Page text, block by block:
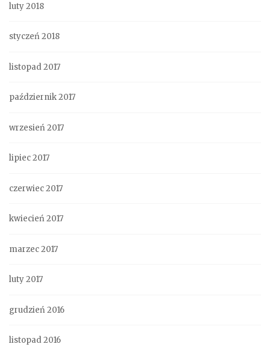
luty 2018
styczeń 2018
listopad 2017
październik 2017
wrzesień 2017
lipiec 2017
czerwiec 2017
kwiecień 2017
marzec 2017
luty 2017
grudzień 2016
listopad 2016